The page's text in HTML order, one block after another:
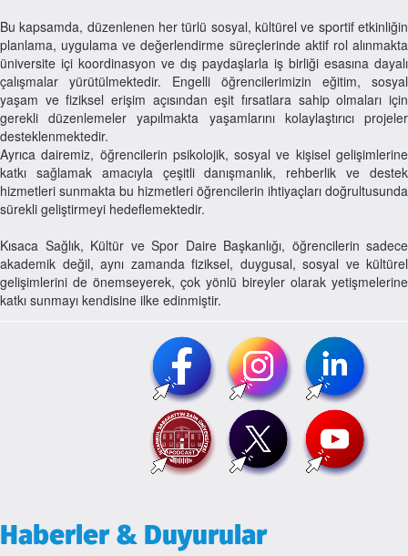
Bu kapsamda, düzenlenen her türlü sosyal, kültürel ve sportif etkinliğin
planlama, uygulama ve değerlendirme süreçlerinde aktif rol alınmakta
üniversite içi koordinasyon ve dış paydaşlarla iş birliği esasına dayalı
çalışmalar yürütülmektedir. Engelli öğrencilerimizin eğitim, sosyal
yaşam ve fiziksel erişim açısından eşit fırsatlara sahip olmaları için
gerekli düzenlemeler yapılmakta yaşamlarını kolaylaştırıcı projeler
desteklenmektedir.
Ayrıca dairemiz, öğrencilerin psikolojik, sosyal ve kişisel gelişimlerine
katkı sağlamak amacıyla çeşitli danışmanlık, rehberlik ve destek
hizmetleri sunmakta bu hizmetleri öğrencilerin ihtiyaçları doğrultusunda
sürekli geliştirmeyi hedeflemektedir.
Kısaca Sağlık, Kültür ve Spor Daire Başkanlığı, öğrencilerin sadece
akademik değil, aynı zamanda fiziksel, duygusal, sosyal ve kültürel
gelişimlerini de önemseyerek, çok yönlü bireyler olarak yetişmelerine
katkı sunmayı kendisine ilke edinmiştir.
Haberler & Duyurular